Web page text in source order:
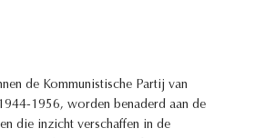
de Kommunistische Partij van
1956, worden benaderd aan de
die inzicht verschaffen in de